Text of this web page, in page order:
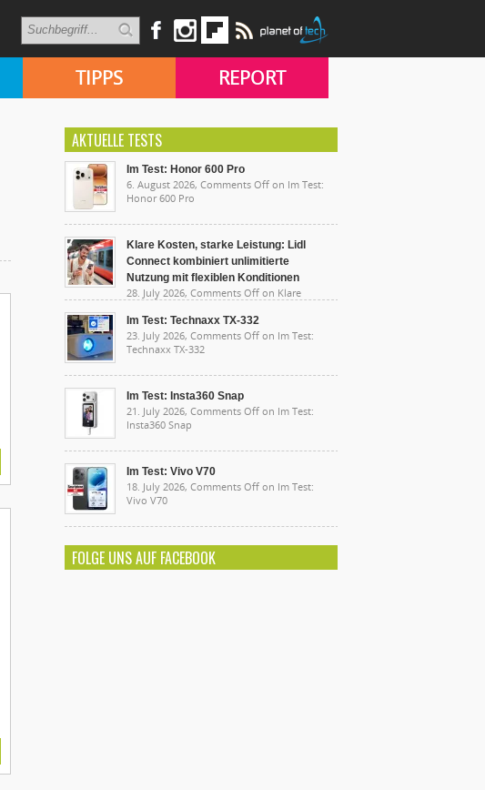
TIPPS REPORT
AKTUELLE TESTS
Im Test: Honor 600 Pro
6. August 2026, Comments Off on Im Test:
Honor 600 Pro
Klare Kosten, starke Leistung: Lidl
Connect kombiniert unlimitierte
Nutzung mit flexiblen Konditionen
28. July 2026, Comments Off on Klare
unlimitierte Nutzung mit flexiblen Konditionen
Im Test: Technaxx TX-332
23. July 2026, Comments Off on Im Test:
Technaxx TX-332
Im Test: Insta360 Snap
21. July 2026, Comments Off on Im Test:
Insta360 Snap
Im Test: Vivo V70
18. July 2026, Comments Off on Im Test:
Vivo V70
FOLGE UNS AUF FACEBOOK